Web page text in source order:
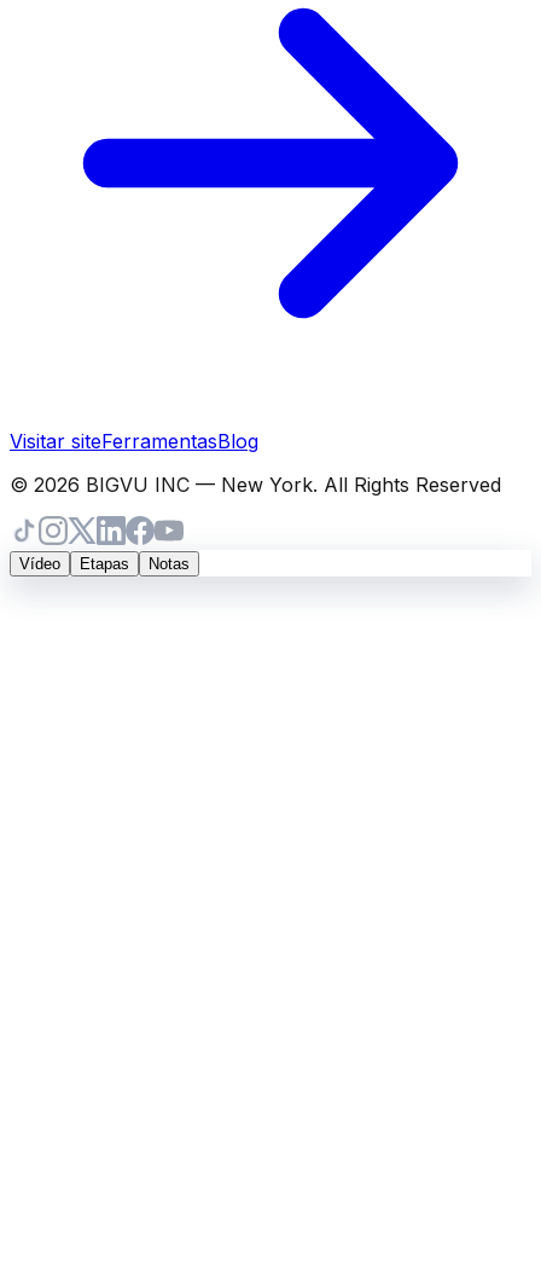
Visitar siteFerramentasBlog
© 2026 BIGVU INC — New York. All Rights Reserved
Vídeo Etapas Notas